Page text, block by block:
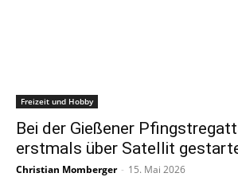
Freizeit und Hobby
Bei der Gießener
erstmals über Satellit
Christian Momberger - 15. Mai 2026